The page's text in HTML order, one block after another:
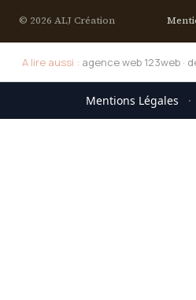
© 2026 ALJ Création
A lire aussi : agence web 123web·
Mentions Légales ·